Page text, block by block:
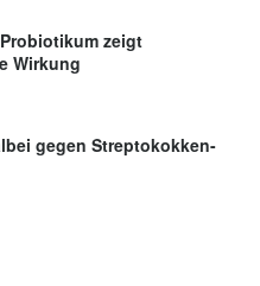
zeigt
Wirkung
gegen Streptokokken-